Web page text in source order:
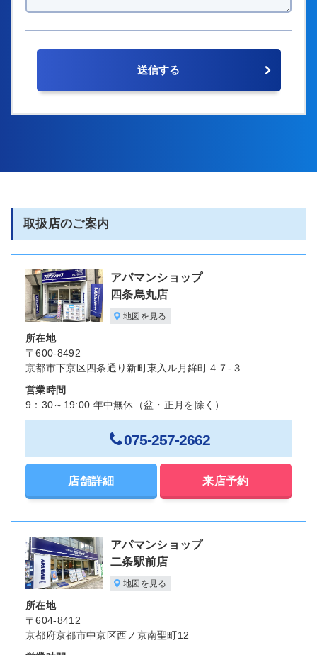
取扱店のご案内
アパマンショップ
四条烏丸店
地図を見る
所在地
〒600-8492
京都市下京区四条通り新町東入ル月鉾町４７-３
営業時間
9：30～19:00 年中無休（盆・正月を除く）
075-257-2662
店舗詳細 来店予約
アパマンショップ
二条駅前店
地図を見る
所在地
〒604-8412
京都府京都市中京区西ノ京南聖町12